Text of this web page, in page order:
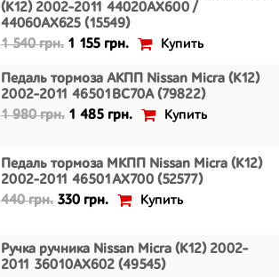
(K12) 2002-2011 44020AX600 /
44060AX625 (15549)
1 540 грн. 1 155 грн. Купить
Педаль тормоза АКПП Nissan Micra (K12)
2002-2011 46501BC70A (79822)
1 980 грн. 1 485 грн. Купить
Педаль тормоза МКПП Nissan Micra (K12)
2002-2011 46501AX700 (52577)
440 грн. 330 грн. Купить
Ручка ручника Nissan Micra (K12) 2002-
2011 36010AX602 (49545)